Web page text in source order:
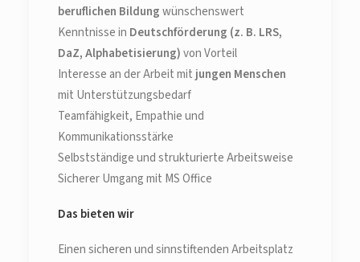
beruflichen Bildungwünschenswert
Kenntnisse in Deutschförderung (z. B. LRS,
DaZ, Alphabetisierung)von Vorteil
Interesse an der Arbeit mit jungen Menschen
mit Unterstützungsbedarf
Teamfähigkeit, Empathie und
Kommunikationsstärke
Selbstständige und strukturierte Arbeitsweise
Sicherer Umgang mit MS Office
Das bieten wir
Einen sicheren und sinnstiftenden Arbeitsplatz